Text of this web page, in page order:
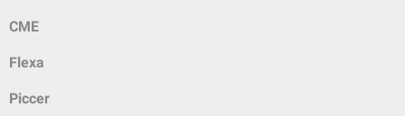
CME
Flexa
Piccer